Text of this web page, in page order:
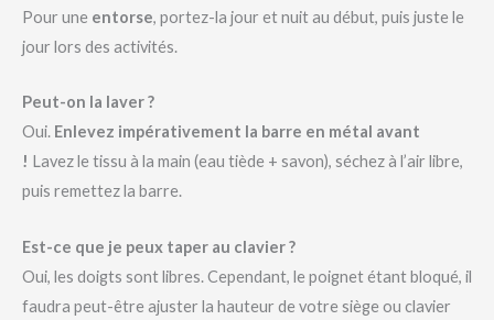
Pour une entorse, portez-la jour et nuit au début, puis juste le
jour lors des activités.
Peut-on la laver ?
Oui. Enlevez impérativement la barre en métal avant
! Lavez le tissu à la main (eau tiède + savon), séchez à l’air libre,
puis remettez la barre.
Est-ce que je peux taper au clavier ?
Oui, les doigts sont libres. Cependant, le poignet étant bloqué, il
faudra peut-être ajuster la hauteur de votre siège ou clavier